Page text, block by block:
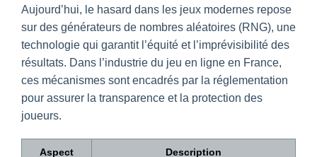
Aujourd’hui, le hasard dans les jeux modernes repose
sur des générateurs de nombres aléatoires (RNG), une
technologie qui garantit l’équité et l’imprévisibilité des
résultats. Dans l’industrie du jeu en ligne en France,
ces mécanismes sont encadrés par la réglementation
pour assurer la transparence et la protection des
joueurs.
Aspect Description